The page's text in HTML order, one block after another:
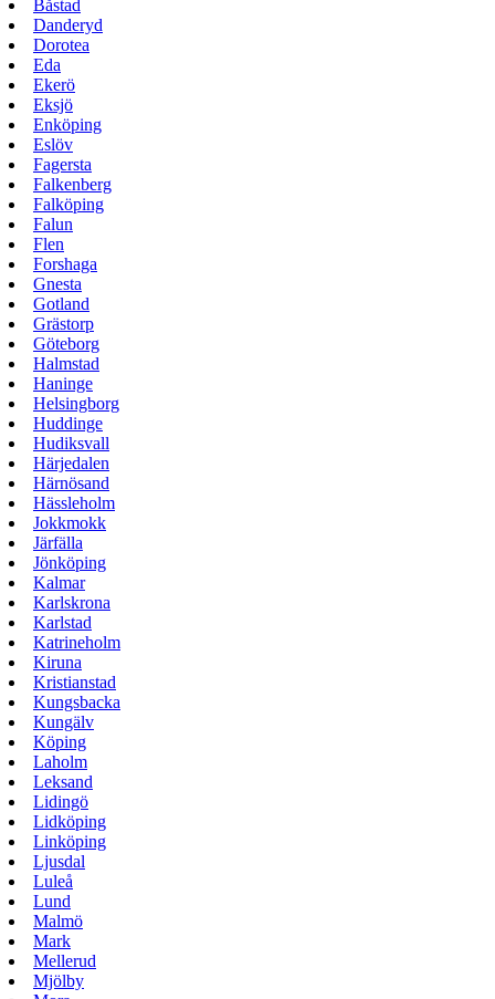
Båstad
Danderyd
Dorotea
Eda
Ekerö
Eksjö
Enköping
Eslöv
Fagersta
Falkenberg
Falköping
Falun
Flen
Forshaga
Gnesta
Gotland
Grästorp
Göteborg
Halmstad
Haninge
Helsingborg
Huddinge
Hudiksvall
Härjedalen
Härnösand
Hässleholm
Jokkmokk
Järfälla
Jönköping
Kalmar
Karlskrona
Karlstad
Katrineholm
Kiruna
Kristianstad
Kungsbacka
Kungälv
Köping
Laholm
Leksand
Lidingö
Lidköping
Linköping
Ljusdal
Luleå
Lund
Malmö
Mark
Mellerud
Mjölby